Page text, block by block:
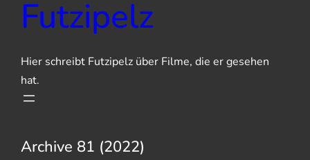
Futzipelz
Hier schreibt Futzipelz über Filme, die er gesehen
hat.
Archive 81 (2022)